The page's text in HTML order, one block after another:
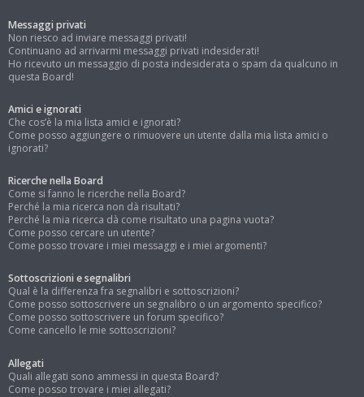
Messaggi privati
Non riesco ad inviare messaggi privati!
Continuano ad arrivarmi messaggi privati indesiderati!
Ho ricevuto un messaggio di posta indesiderata o spam da qualcuno in
questa Board!
Amici e ignorati
Che cos’è la mia lista amici e ignorati?
Come posso aggiungere o rimuovere un utente dalla mia lista amici o
ignorati?
Ricerche nella Board
Come si fanno le ricerche nella Board?
Perché la mia ricerca non dà risultati?
Perché la mia ricerca dà come risultato una pagina vuota?
Come posso cercare un utente?
Come posso trovare i miei messaggi e i miei argomenti?
Sottoscrizioni e segnalibri
Qual è la differenza fra segnalibri e sottoscrizioni?
Come posso sottoscrivere un segnalibro o un argomento specifico?
Come posso sottoscrivere un forum specifico?
Come cancello le mie sottoscrizioni?
Allegati
Quali allegati sono ammessi in questa Board?
Come posso trovare i miei allegati?